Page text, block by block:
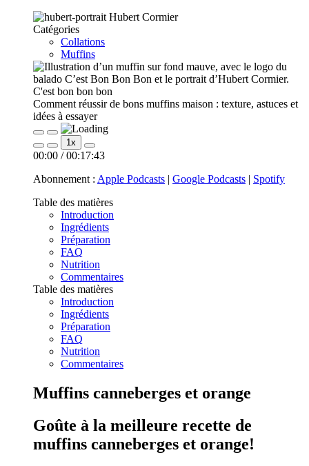
Hubert Cormier
Catégories
Collations
Muffins
C'est bon bon bon
Comment réussir de bons muffins maison : texture, astuces et
idées à essayer
Play
Episode
Pause
Episode
1x
00:00 / 00:17:43
Abonnement : Apple Podcasts | Google Podcasts | Spotify
Table des matières
Introduction
Ingrédients
Préparation
FAQ
Nutrition
Commentaires
Table des matières
Introduction
Ingrédients
Préparation
FAQ
Nutrition
Commentaires
Muffins canneberges et orange
Goûte à la meilleure recette de
muffins canneberges et orange!